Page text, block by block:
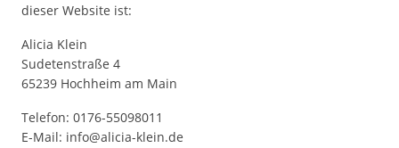
dieser Website ist:
Alicia Klein
Sudetenstraße 4
65239 Hochheim am Main
Telefon: 0176-55098011
E-Mail: info@alicia-klein.de